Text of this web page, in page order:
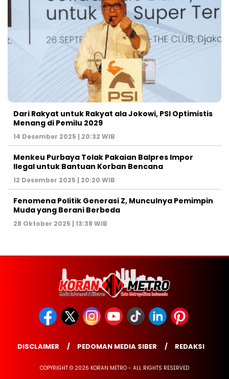
Dari Rakyat untuk Rakyat ala Jokowi, PSI Optimistis
Menang di Pemilu 2029
14 Desember 2025 | 20:32 WIB
Menkeu Purbaya Tolak Pakaian Balpres Impor
Ilegal untuk Bantuan Korban Bencana
12 Desember 2025 | 20:20 WIB
Fenomena Politik Generasi Z, Munculnya Pemimpin
Muda yang Berani Berbeda
28 Oktober 2025 | 13:38 WIB
DISCLAIMER PEDOMAN MEDIA SIBER REDAKSI
COPYRIGHT © 2026 KORAN METRO - ALL RIGHTS RESERVED